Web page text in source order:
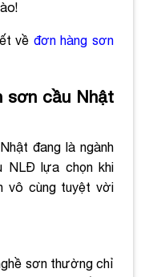
về đơn hàng sơn
sơn cầu Nhật
đang là ngành
NLĐ lựa chọn khi
vô cùng tuyệt vời
sơn thường chỉ